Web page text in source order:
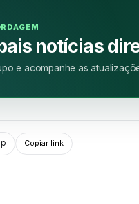
notícias
e acompanhe as
Copiar link